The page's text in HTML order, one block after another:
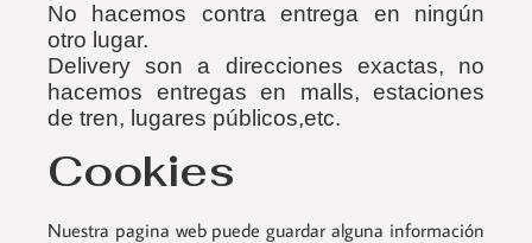
No hacemos contra entrega en ningún
otro lugar.
Delivery son a direcciones exactas, no
hacemos entregas en malls, estaciones
de tren, lugares públicos,etc.
Cookies
Nuestra pagina web puede guardar alguna información